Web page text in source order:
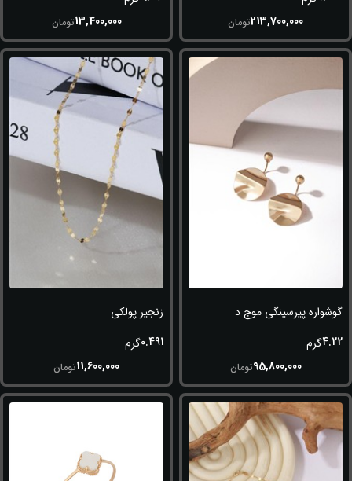
213,700,000تومان
13,400,000تومان
گوشواره پیرسینگی موج دار
4.22گرم
95,800,000تومان
زنجیر پولکی
0.491گرم
11,600,000تومان